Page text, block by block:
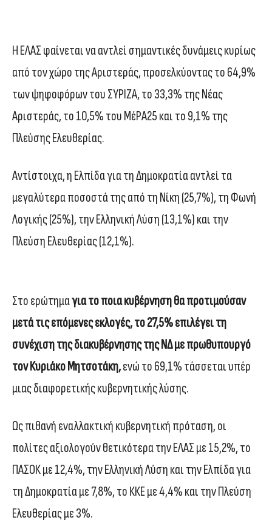
Η ΕΛΑΣ φαίνεται να αντλεί σημαντικές δυνάμεις κυρίως
από τον χώρο της Αριστεράς, προσελκύοντας το 64,9%
των ψηφοφόρων του ΣΥΡΙΖΑ, το 33,3% της Νέας
Αριστεράς, το 10,5% του ΜέΡΑ25 και το 9,1% της
Πλεύσης Ελευθερίας.
Αντίστοιχα, η Ελπίδα για τη Δημοκρατία αντλεί τα
μεγαλύτερα ποσοστά της από τη Νίκη (25,7%), τη Φωνή
Λογικής (25%), την Ελληνική Λύση (13,1%) και την
Πλεύση Ελευθερίας (12,1%).
Στο ερώτημαγια το ποια κυβέρνηση θα προτιμούσαν
μετά τις επόμενες εκλογές, το 27,5% επιλέγει τη
συνέχιση της διακυβέρνησης της ΝΔ με πρωθυπουργό
τον Κυριάκο Μητσοτάκη,ενώ το 69,1% τάσσεται υπέρ
μιας διαφορετικής κυβερνητικής λύσης.
Ως πιθανή εναλλακτική κυβερνητική πρόταση, οι
πολίτες αξιολογούν θετικότερα την ΕΛΑΣ με 15,2%, το
ΠΑΣΟΚ με 12,4%, την Ελληνική Λύση και την Ελπίδα για
τη Δημοκρατία με 7,8%, το ΚΚΕ με 4,4% και την Πλεύση
Ελευθερίας με 3%.